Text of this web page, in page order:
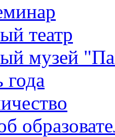
театр
музей
года